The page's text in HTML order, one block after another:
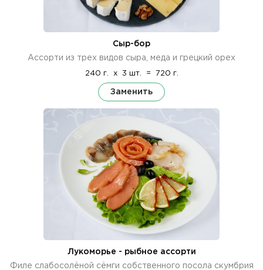
Сыр-бор
Ассорти из трех видов сыра, меда и грецкий орех
240 г. x 3 шт. = 720 г.
Заменить
Лукоморье - рыбное ассорти
Филе слабосолёной сёмги собственного посола скумбрия